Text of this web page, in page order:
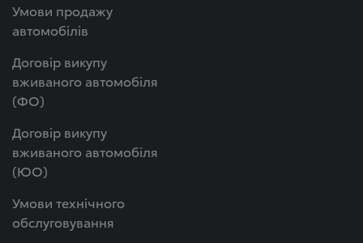
Умови продажу
автомобілів
Договір викупу
вживаного автомобіля
(ФО)
Договір викупу
вживаного автомобіля
(ЮО)
Умови технічного
обслуговування